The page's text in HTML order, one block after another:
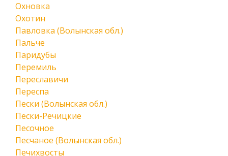
Охновка
Охотин
Павловка (Волынская обл.)
Пальче
Паридубы
Перемиль
Переславичи
Переспа
Пески (Волынская обл.)
Пески-Речицкие
Песочное
Песчаное (Волынская обл.)
Печихвосты